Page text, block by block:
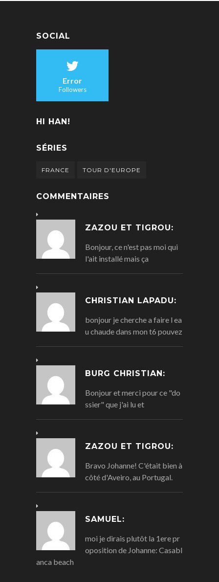
SOCIAL
Error
Followers
HI HAN!
SÉRIES
FRANCE TOUR D'EUROPE
COMMENTAIRES
ZAZOU ET TIGROU:
Bonjour, ce n'est pas moi qui
l'ait installé mais ça
CHRISTIAN LAPADU:
bonjour je cherche a faire l ea
u chaude dans mon t6 pouvez
BURG CHRISTIAN:
Bonjour et merci pour ce "do
ssier" que j'ai lu et
ZAZOU ET TIGROU:
Bravo Johanne! C'était bien à
côté d'Aveiro, au Portugal.
SAMUEL:
moi je dirais plutôt la 1ere pr
oposition de Johanne: Casabl
anca beach